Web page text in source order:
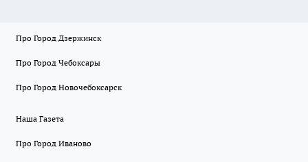
Про Город Дзержинск
Про Город Чебоксары
Про Город Новочебоксарск
Наша Газета
Про Город Иваново